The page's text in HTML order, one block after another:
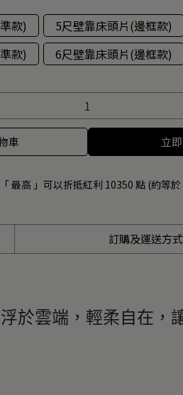
款)
5尺壁靠床頭片(邊框款)
款)
6尺壁靠床頭片(邊框款)
車 立
最高 」可以折抵紅利 10350 點 (約等於
訂購及運送方式
於雲端，輕柔自在，